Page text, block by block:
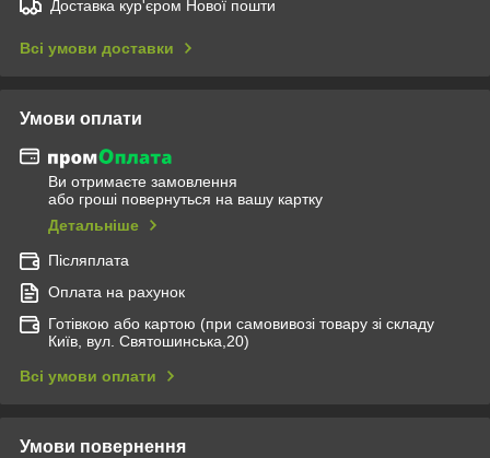
Доставка кур'єром Нової пошти
Всі умови доставки
Умови оплати
Ви отримаєте замовлення
або гроші повернуться на вашу картку
Детальніше
Післяплата
Оплата на рахунок
Готівкою або картою (при самовивозі товару зі складу
Київ, вул. Святошинська,20)
Всі умови оплати
Умови повернення